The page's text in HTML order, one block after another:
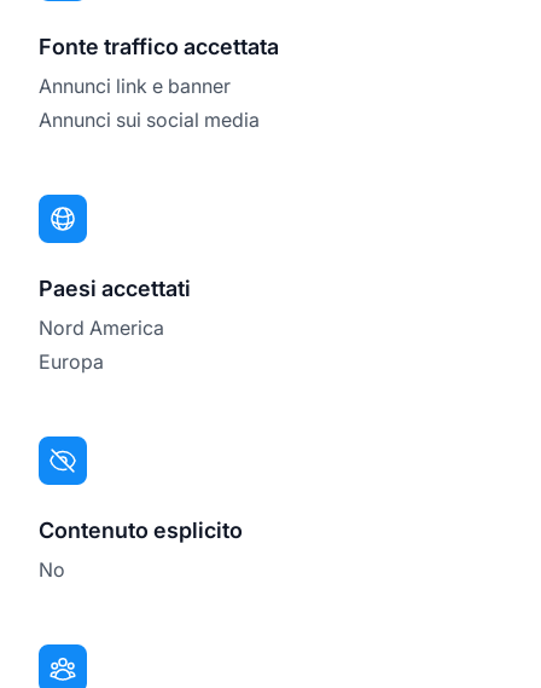
Fonte traffico accettata
Annunci link e banner
Annunci sui social media
Paesi accettati
Nord America
Europa
Contenuto esplicito
No